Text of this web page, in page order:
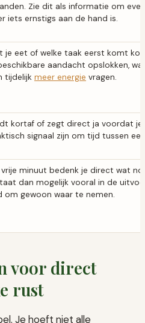
Zie dit als informatie om
iets ernstigs aan de hand is.
je eet of welke taak eerst komt
aandacht opslokken,
tijdelijk meer energie vragen.
kortaf of zegt direct ja voordat je
signaal zijn om tijd tussen
vrije minuut bedenk je direct wat
dan mogelijk vooral in de
om gewoon waar te nemen.
voor direct
rust
Je hoeft niet alle